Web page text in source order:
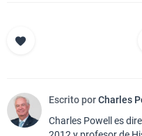
Escrito porCharles
Charles Powell es